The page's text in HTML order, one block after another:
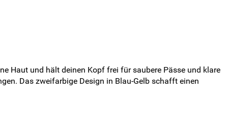
Haut und hält deinen Kopf frei für saubere Pässe und klare
Das zweifarbige Design in Blau-Gelb schafft einen